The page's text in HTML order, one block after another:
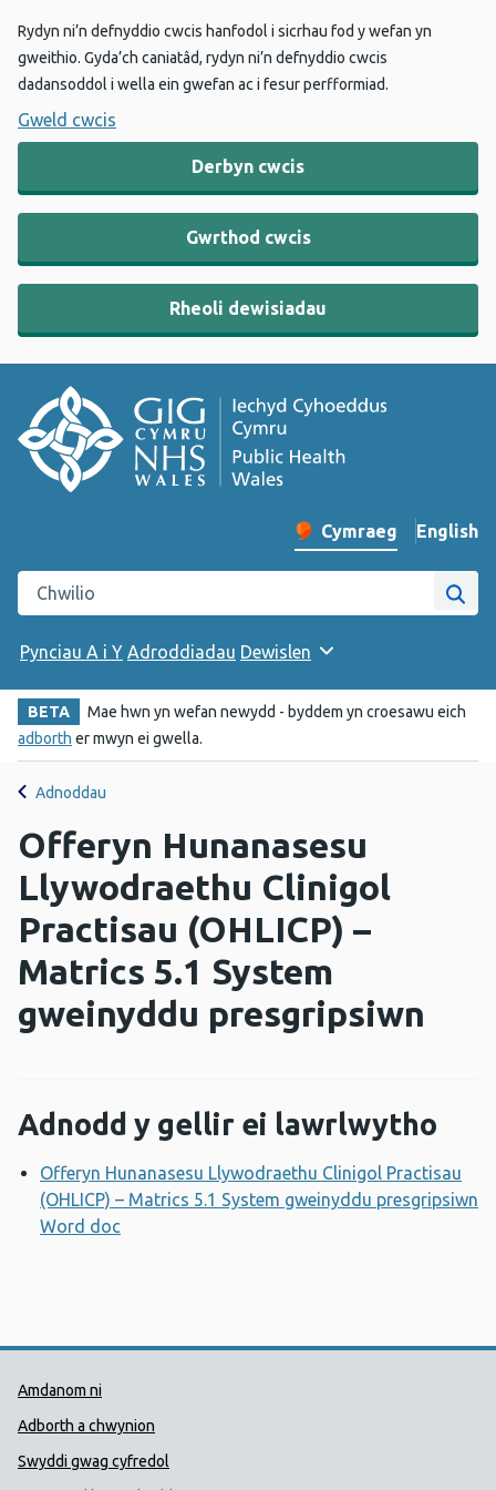
Rydyn ni’n defnyddio cwcis hanfodol i sicrhau fod y wefan yn
gweithio. Gyda’ch caniatâd, rydyn ni’n defnyddio cwcis
dadansoddol i wella ein gwefan ac i fesur perfformiad.
Gweld cwcis
Derbyn cwcis
Gwrthod cwcis
Rheoli dewisiadau
Newid iaith y wefan
Cymraeg English
–
Chwilio gwefan Iechyd Cyhoeddus Cymru
Pynciau A i Y Adroddiadau Dewislen
BETA
Mae hwn yn wefan newydd - byddem yn croesawu eich
adborth er mwyn ei gwella.
Adnoddau
Offeryn Hunanasesu
Llywodraethu Clinigol
Practisau (OHLICP) –
Matrics 5.1 System
gweinyddu presgripsiwn
Adnodd y gellir ei lawrlwytho
Offeryn Hunanasesu Llywodraethu Clinigol Practisau
(OHLICP) – Matrics 5.1 System gweinyddu presgripsiwn
Word doc
Dolenni Cymorth Iechyd
Amdanom ni
Adborth a chwynion
Swyddi gwag cyfredol